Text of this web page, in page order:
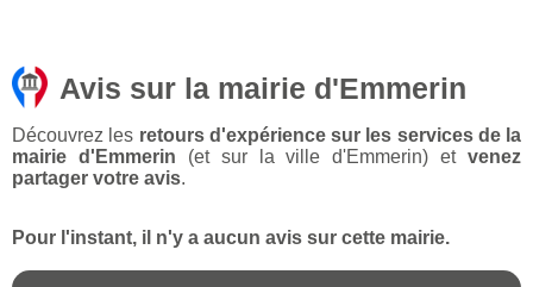
Avis sur la mairie d'Emmerin
Découvrez les retours d'expérience sur les services de la
mairie d'Emmerin (et sur la ville d'Emmerin) et venez
partager votre avis.
Pour l'instant, il n'y a aucun avis sur cette mairie.